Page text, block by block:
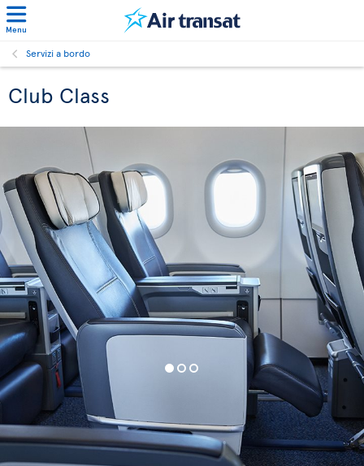
Menu
Servizi a bordo
Club Class